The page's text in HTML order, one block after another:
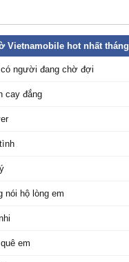
Vietnamobile hot nhất tháng
người đang chờ đợi
cay đắng
nói hộ lòng em
em